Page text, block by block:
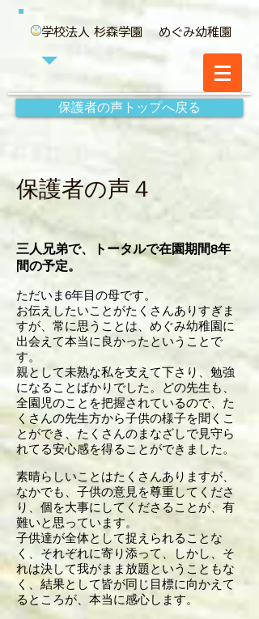
学校法人 杉森学園 めぐみ幼稚園
保護者の声トップへ戻る
保護者の声４
三人兄弟で、トータルで在園期間8年
間の予定。
ただいま6年目の母です。
お伝えしたいことがたくさんありすぎま
すが、常に思うことは、めぐみ幼稚園に
出会えて本当に良かったということで
す。
親として未熟な私を支えて下さり、勉強
になることばかりでした。どの先生も、
全園児のことを把握されているので、た
くさんの先生方から子供の様子を聞くこ
とができ、たくさんのまなざしで見守ら
れてる安心感を得ることができました。
素晴らしいことはたくさんありますが、
なかでも、子供の意見を尊重してくださ
り、個を大事にしてくださることが、有
難いと思っています。
子供達が全体として捉えられることな
く、それぞれに寄り添って、しかし、そ
れは決して我がまま放題ということもな
く、結果として皆が同じ目標に向かえて
るところが、本当に感心します。